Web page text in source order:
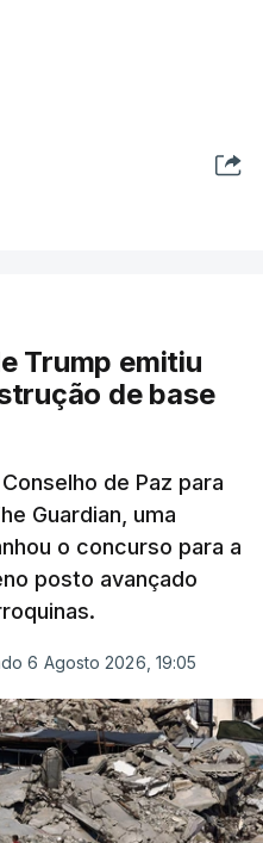
Trump emitiu
de base
de Paz para
Guardian, uma
o concurso para a
posto avançado
6 Agosto 2026, 19:05